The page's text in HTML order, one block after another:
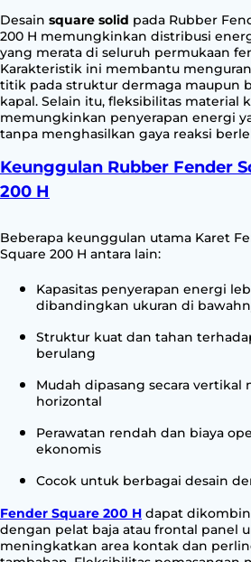
Desain square solid pada Rubber
200 H memungkinkan distribusi
yang merata di seluruh permukaan
Karakteristik ini membantu
titik pada struktur dermaga maupun
kapal. Selain itu, fleksibilitas material
memungkinkan penyerapan energi
tanpa menghasilkan gaya reaksi
Keunggulan Rubber Fender
200 H
Beberapa keunggulan utama Karet
Square 200 H antara lain:
Kapasitas penyerapan energi
dibandingkan ukuran di
Struktur kuat dan tahan
berulang
Mudah dipasang secara vertikal
horizontal
Perawatan rendah dan biaya
ekonomis
Cocok untuk berbagai desain
Fender Square 200 H dapat
dengan pelat baja atau frontal panel
meningkatkan area kontak dan